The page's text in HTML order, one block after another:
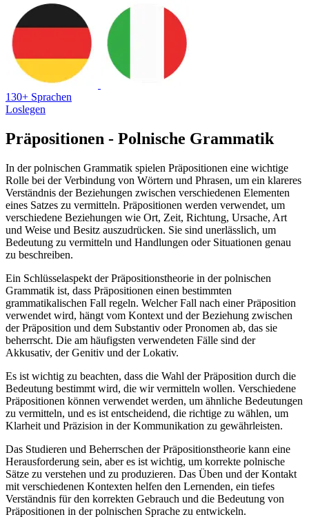
130+ Sprachen
Loslegen
Präpositionen - Polnische Grammatik
In der polnischen Grammatik spielen Präpositionen eine wichtige
Rolle bei der Verbindung von Wörtern und Phrasen, um ein klareres
Verständnis der Beziehungen zwischen verschiedenen Elementen
eines Satzes zu vermitteln. Präpositionen werden verwendet, um
verschiedene Beziehungen wie Ort, Zeit, Richtung, Ursache, Art
und Weise und Besitz auszudrücken. Sie sind unerlässlich, um
Bedeutung zu vermitteln und Handlungen oder Situationen genau
zu beschreiben.
Ein Schlüsselaspekt der Präpositionstheorie in der polnischen
Grammatik ist, dass Präpositionen einen bestimmten
grammatikalischen Fall regeln. Welcher Fall nach einer Präposition
verwendet wird, hängt vom Kontext und der Beziehung zwischen
der Präposition und dem Substantiv oder Pronomen ab, das sie
beherrscht. Die am häufigsten verwendeten Fälle sind der
Akkusativ, der Genitiv und der Lokativ.
Es ist wichtig zu beachten, dass die Wahl der Präposition durch die
Bedeutung bestimmt wird, die wir vermitteln wollen. Verschiedene
Präpositionen können verwendet werden, um ähnliche Bedeutungen
zu vermitteln, und es ist entscheidend, die richtige zu wählen, um
Klarheit und Präzision in der Kommunikation zu gewährleisten.
Das Studieren und Beherrschen der Präpositionstheorie kann eine
Herausforderung sein, aber es ist wichtig, um korrekte polnische
Sätze zu verstehen und zu produzieren. Das Üben und der Kontakt
mit verschiedenen Kontexten helfen den Lernenden, ein tiefes
Verständnis für den korrekten Gebrauch und die Bedeutung von
Präpositionen in der polnischen Sprache zu entwickeln.